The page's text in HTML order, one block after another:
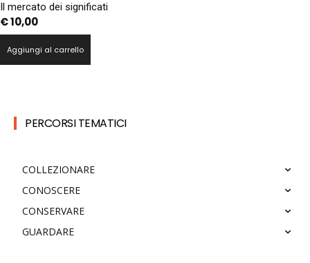
Il mercato dei significati
€10,00
Aggiungi al carrello
PERCORSI TEMATICI
COLLEZIONARE
CONOSCERE
CONSERVARE
GUARDARE